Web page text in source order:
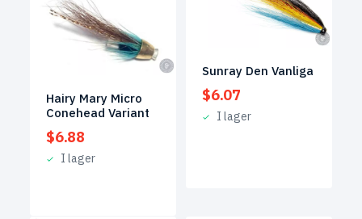
Hairy Mary Micro
Conehead Variant
$6.88
I lager
Sunray Den Vanliga
$6.07
I lager